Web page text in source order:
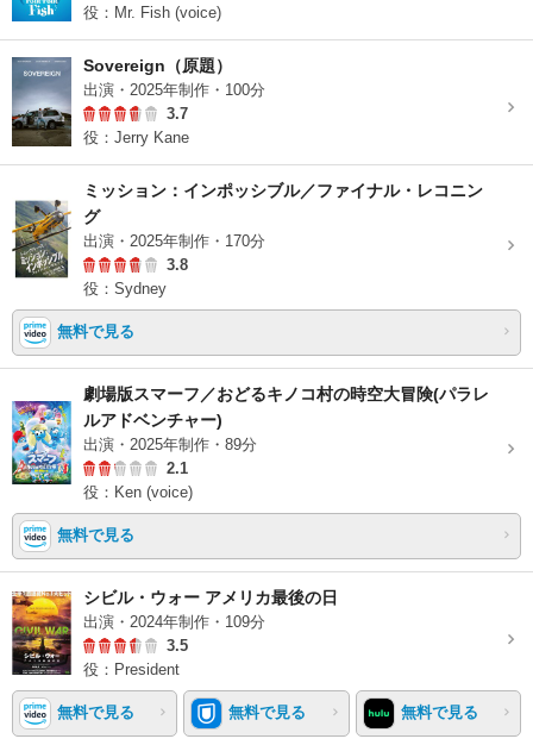
役：Mr. Fish (voice)
Sovereign（原題）
出演・2025年制作・100分
3.7
役：Jerry Kane
ミッション：インポッシブル／ファイナル・レコニン
グ
出演・2025年制作・170分
3.8
役：Sydney
無料で見る
劇場版スマーフ／おどるキノコ村の時空⼤冒険(パラレ
ルアドベンチャー)
出演・2025年制作・89分
2.1
役：Ken (voice)
無料で見る
シビル・ウォー アメリカ最後の日
出演・2024年制作・109分
3.5
役：President
無料で見る 無料で見る 無料で見る